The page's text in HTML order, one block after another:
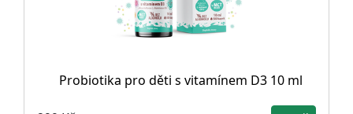
Probiotika pro děti s vitamínem D3 10 ml